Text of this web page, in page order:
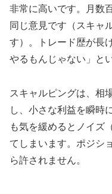
非常に高いです。月数
同じ意見です（スキャ
す）。トレード歴が長
やるもんじゃない」と
スキャルピングは、相
し、小さな利益を瞬時
も気を緩めるとノイズ
てしまいます。ポジシ
ら許されません。